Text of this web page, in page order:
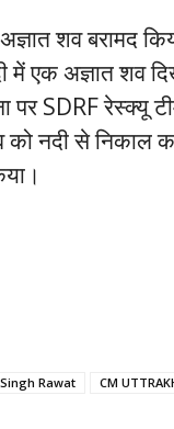
शव बरामद
में एक अज्ञात शव
SDRF रेस्क्यू
को नदी से
Rawat CM